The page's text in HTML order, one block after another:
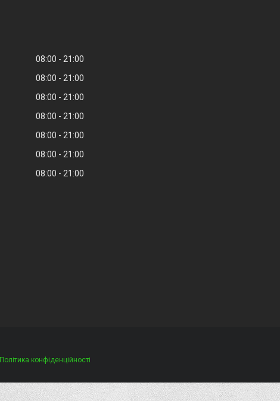
08:00
21:00
08:00
21:00
08:00
21:00
08:00
21:00
08:00
21:00
08:00
21:00
08:00 21:00
Політика конфіденційності